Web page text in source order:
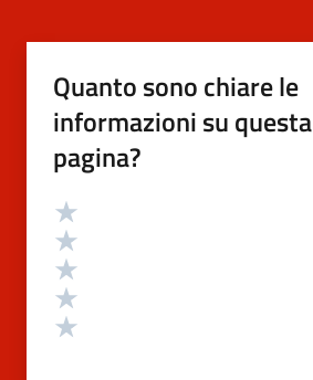
Quanto sono chiare le
informazioni su questa
pagina?
Valutazione